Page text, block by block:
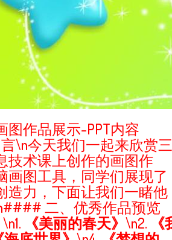
图作品展示-PPT内容
\n今天我们一起来欣赏三
技术课上创作的画图作
画图工具，同学们展现了
造力，下面让我们一睹他
二、优秀作品预览
《美丽的春天》 \n2.